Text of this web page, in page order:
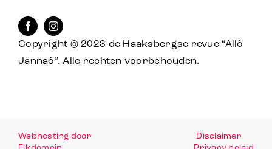
Copyright © 2023 de Haaksbergse revue “Allô
Jannaô”. Alle rechten voorbehouden.
Webhosting door
Disclaimer